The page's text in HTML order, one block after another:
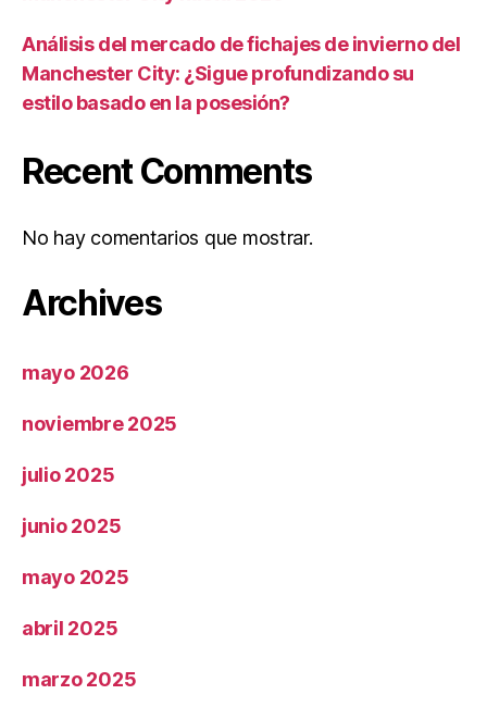
Análisis del mercado de fichajes de invierno del
Manchester City: ¿Sigue profundizando su
estilo basado en la posesión?
Recent Comments
No hay comentarios que mostrar.
Archives
mayo 2026
noviembre 2025
julio 2025
junio 2025
mayo 2025
abril 2025
marzo 2025